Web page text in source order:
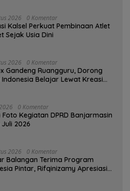
2026 0 Komentar
Kalsel Perkuat Pembinaan Atlet
Sejak Usia Dini
2026 0 Komentar
Gandeng Ruangguru, Dorong
Indonesia Belajar Lewat Kreasi
0 Komentar
Foto Kegiatan DPRD Banjarmasin
2026
2026 0 Komentar
Balangan Terima Program
Pintar, Rifqinizamy Apresiasi